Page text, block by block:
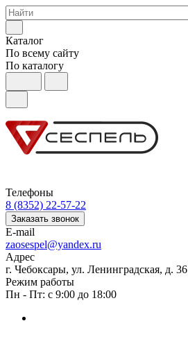
Каталог
По всему сайту
По каталогу
Телефоны
8 (8352) 22-57-22
Заказать звонок
E-mail
zaosespel@yandex.ru
Адрес
г. Чебоксары, ул. Ленинградская, д. 36
Режим работы
Пн - Пт: с 9:00 до 18:00